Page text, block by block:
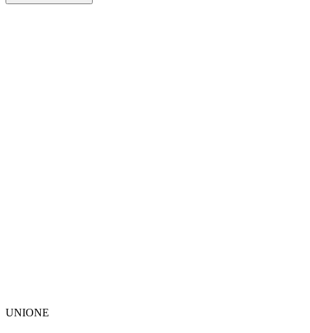
UNIONE